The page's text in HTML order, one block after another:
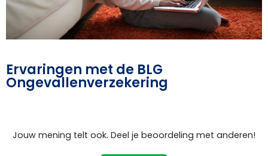
Ervaringen met de BLG
Ongevallenverzekering
Jouw mening telt ook. Deel je beoordeling met anderen!